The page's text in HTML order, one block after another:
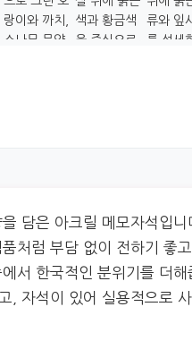
담은 아크릴 메모자석입니
처럼 부담 없이 전하기 좋고,
서 한국적인 분위기를 더해
, 자석이 있어 실용적으로